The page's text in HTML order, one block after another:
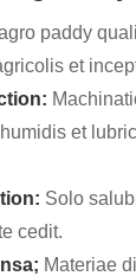
paddy
et
et
Solo
cedit.
Materiae